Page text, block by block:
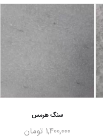
سنگ هرمس
1,400,000 تومان